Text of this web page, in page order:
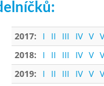
2017: I II III IV V
2018:
I II III IV V
2019:
I II III IV V